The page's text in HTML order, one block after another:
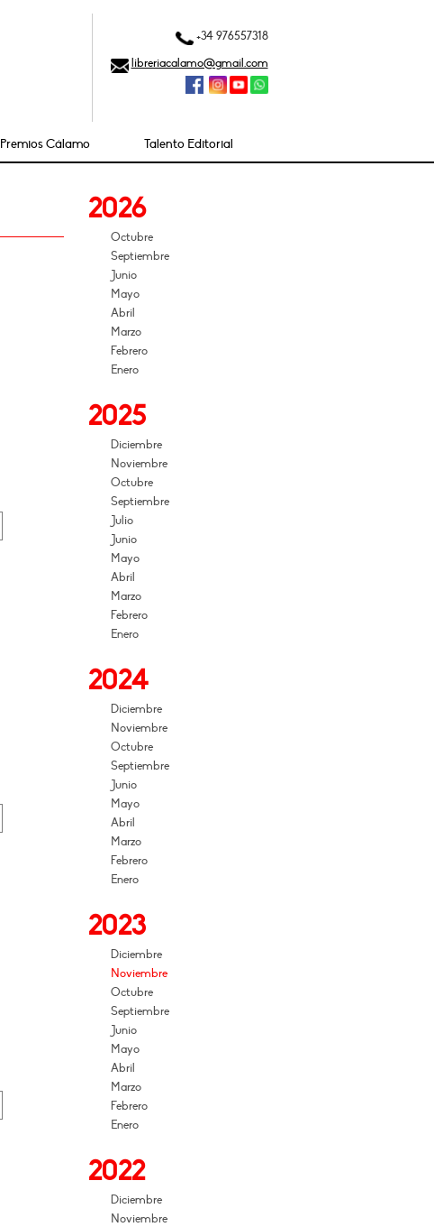
+34 976557318
libreriacalamo@gmail.com
Premios Cálamo Talento Editorial
2026
Octubre
Septiembre
Junio
Mayo
Abril
Marzo
Febrero
Enero
2025
Diciembre
Noviembre
Octubre
Septiembre
Julio
Junio
Mayo
Abril
Marzo
Febrero
Enero
2024
Diciembre
Noviembre
Octubre
Septiembre
Junio
Mayo
Abril
Marzo
Febrero
Enero
2023
Diciembre
Noviembre
Octubre
Septiembre
Junio
Mayo
Abril
Marzo
Febrero
Enero
2022
Diciembre
Noviembre